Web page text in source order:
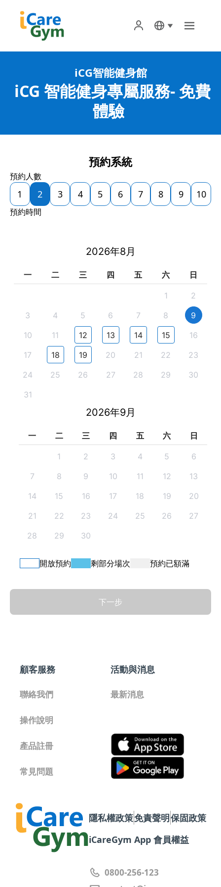
關於iCareGym iCG 智能健身
iCG智能健身專屬服務
商品購買
iCareGym App
iCG智能健身館
體驗
預約系統
預約人數
1 2 3 4 5 6 7 8 9 10
預約時間
2026年8月
一 二 三 四 五 六 日
1
2
3
4 5 6 7 8
9
10
11 12 13 14 15
16
17
18 19 20 21 22
23
24
25 26 27 28 29
30
31
2026年9月
一 二 三 四 五 六 日
1 2 3 4 5
6
7
8 9 10 11 12
13
14
15 16 17 18 19
20
21
22 23 24 25 26
27
28
29 30
開放預約 剩部分場次 預約已額滿
顧客服務
聯絡我們
操作說明
產品註冊
常見問題
活動與消息
最新消息
隱私權政策免責聲明保固政策
iCareGym App 會員權益
0800-256-123